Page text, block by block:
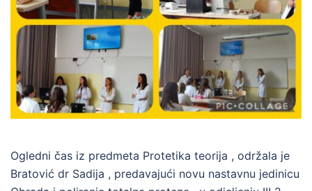
Ogledni čas iz predmeta Protetika teorija , održala je
Bratović dr Sadija , predavajući novu nastavnu jedinicu